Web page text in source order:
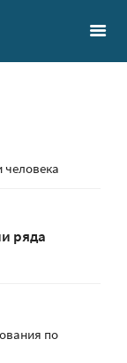
человека
ряда
по